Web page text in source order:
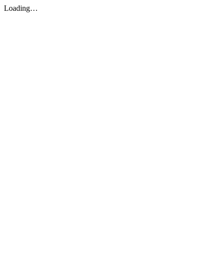
Loading…